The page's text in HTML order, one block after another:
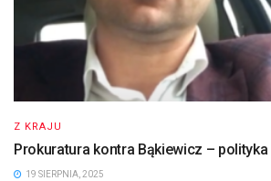
Z KRAJU
Prokuratura kontra Bąkiewicz –
19 SIERPNIA, 2025